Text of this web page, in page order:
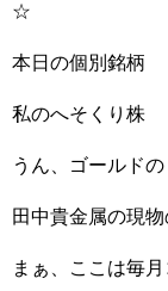
☆
本日の個別銘柄
私のへそくり株
うん、ゴールド
田中貴金属の現物
まぁ、ここは毎